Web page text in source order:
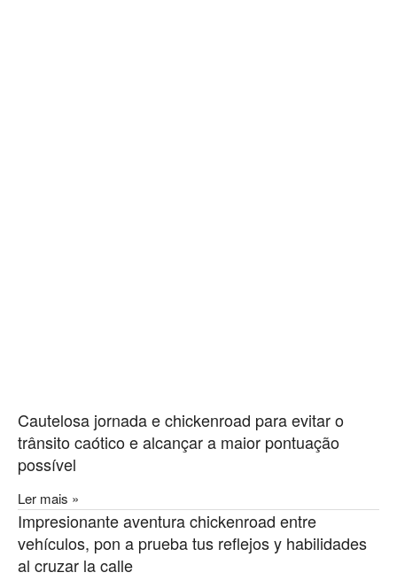
Cautelosa jornada e chickenroad para evitar o
trânsito caótico e alcançar a maior pontuação
possível
Ler mais »
Impresionante aventura chickenroad entre
vehículos, pon a prueba tus reflejos y habilidades
al cruzar la calle